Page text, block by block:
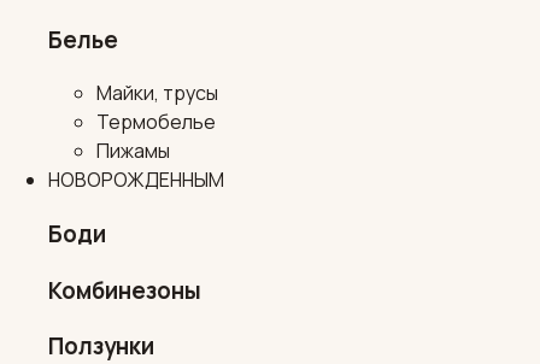
Белье
Майки, трусы
Термобелье
Пижамы
НОВОРОЖДЕННЫМ
Боди
Комбинезоны
Ползунки